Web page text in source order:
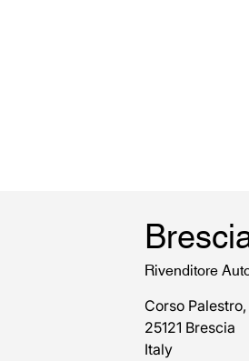
Rivenditore
Corso
25121 Brescia
Italy